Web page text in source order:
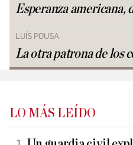
Esperanza americana,
LUÍS POUSA
La otra patrona de los
LO MÁS LEÍDO